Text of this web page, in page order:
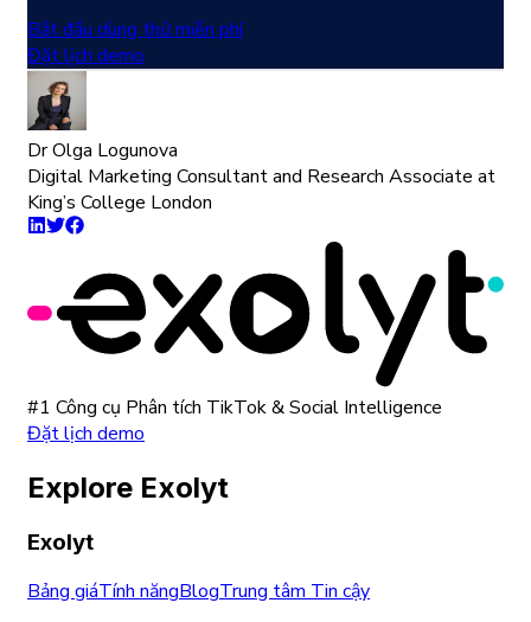
Bắt đầu dùng thử miễn phí
Đặt lịch demo
Dr Olga Logunova
Digital Marketing Consultant and Research Associate at
King’s College London
#1 Công cụ Phân tích TikTok & Social Intelligence
Đặt lịch demo
Explore Exolyt
Exolyt
Bảng giáTính năngBlogTrung tâm Tin cậy